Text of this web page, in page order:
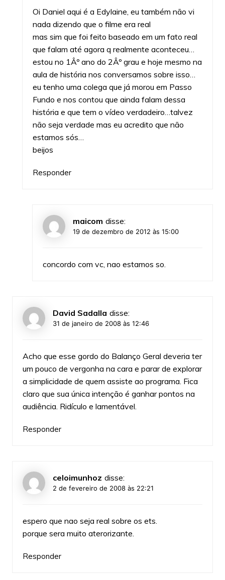
Oi Daniel aqui é a Edylaine, eu também não vi
nada dizendo que o filme era real
mas sim que foi feito baseado em um fato real
que falam até agora q realmente aconteceu…
estou no 1Âº ano do 2Âº grau e hoje mesmo na
aula de história nos conversamos sobre isso…
eu tenho uma colega que já morou em Passo
Fundo e nos contou que ainda falam dessa
história e que tem o vídeo verdadeiro…talvez
não seja verdade mas eu acredito que não
estamos sós…
beijos
Responder
maicom disse:
19 de dezembro de 2012 às 15:00
concordo com vc, nao estamos so.
David Sadalla disse:
31 de janeiro de 2008 às 12:46
Acho que esse gordo do Balanço Geral deveria ter
um pouco de vergonha na cara e parar de explorar
a simplicidade de quem assiste ao programa. Fica
claro que sua única intenção é ganhar pontos na
audiência. Ridículo e lamentável.
Responder
celoimunhoz disse:
2 de fevereiro de 2008 às 22:21
espero que nao seja real sobre os ets.
porque sera muito aterorizante.
Responder